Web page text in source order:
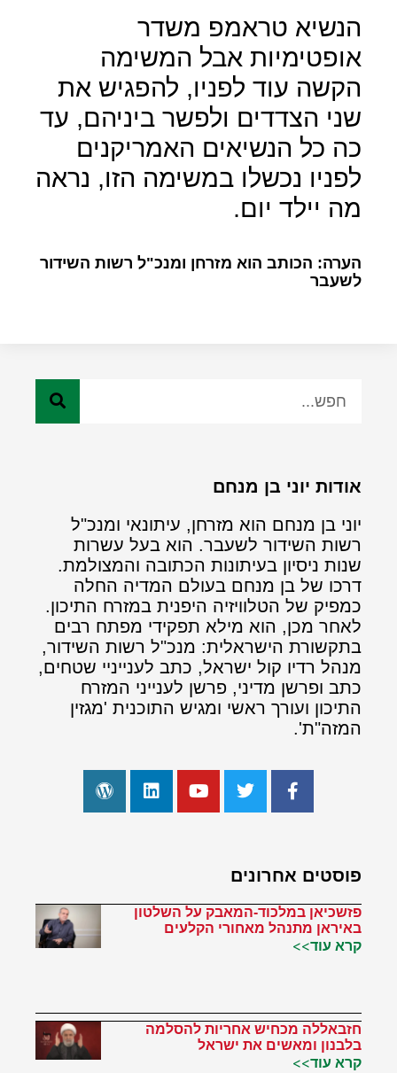
הנשיא טראמפ משדר
אופטימיות אבל המשימה
הקשה עוד לפניו, להפגיש את
שני הצדדים ולפשר ביניהם, עד
כה כל הנשיאים האמריקנים
לפניו נכשלו במשימה הזו, נראה
מה יילד יום.
הערה: הכותב הוא מזרחן ומנכ"ל רשות השידור
לשעבר
אודות יוני בן מנחם
יוני בן מנחם הוא מזרחן, עיתונאי ומנכ"ל
רשות השידור לשעבר. הוא בעל עשרות
שנות ניסיון בעיתונות הכתובה והמצולמת.
דרכו של בן מנחם בעולם המדיה החלה
כמפיק של הטלוויזיה היפנית במזרח התיכון.
לאחר מכן, הוא מילא תפקידי מפתח רבים
בתקשורת הישראלית: מנכ"ל רשות השידור,
מנהל רדיו קול ישראל, כתב לענייניי שטחים,
כתב ופרשן מדיני, פרשן לענייני המזרח
התיכון ועורך ראשי ומגיש התוכנית 'מגזין
המזה"ת'.
פוסטים אחרונים
פזשכיאן במלכוד-המאבק על השלטון
באיראן מתנהל מאחורי הקלעים
קרא עוד>>
חזבאללה מכחיש אחריות להסלמה
בלבנון ומאשים את ישראל
קרא עוד>>